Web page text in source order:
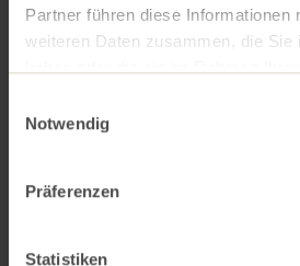
Partner führen diese Informationen
weiteren Daten zusammen, die Sie
Notwendig
Präferenzen
Statistiken
Dankeschön für Ihre
eine tolle Erfahrung, zu wissen,
Unterstützung findet.